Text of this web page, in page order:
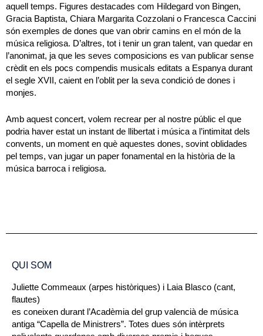
aquell temps. Figures destacades com Hildegard von Bingen,
Gracia Baptista, Chiara Margarita Cozzolani o Francesca Caccini
són exemples de dones que van obrir camins en el món de la
música religiosa. D’altres, tot i tenir un gran talent, van quedar en
l’anonimat, ja que les seves composicions es van publicar sense
crèdit en els pocs compendis musicals editats a Espanya durant
el segle XVII, caient en l’oblit per la seva condició de dones i
monjes.
Amb aquest concert, volem recrear per al nostre públic el que
podria haver estat un instant de llibertat i música a l’intimitat dels
convents, un moment en què aquestes dones, sovint oblidades
pel temps, van jugar un paper fonamental en la història de la
música barroca i religiosa.
QUI SOM
Juliette Commeaux (arpes històriques) i Laia Blasco (cant,
flautes)
es coneixen durant l’Acadèmia del grup valencià de música
antiga “Capella de Ministrers”. Totes dues són intèrprets